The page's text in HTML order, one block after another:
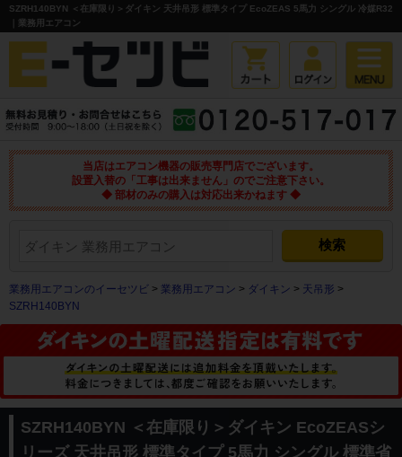
SZRH140BYN ＜在庫限り＞ダイキン 天井吊形 標準タイプ EcoZEAS 5馬力 シングル 冷媒R32
｜業務用エアコン
当店はエアコン機器の販売専門店でございます。
設置入替の「工事は出来ません」のでご注意下さい。
◆ 部材のみの購入は対応出来かねます ◆
業務用エアコンのイーセツビ > 業務用エアコン > ダイキン > 天吊形 >
SZRH140BYN
SZRH140BYN ＜在庫限り＞ダイキン EcoZEASシ
リーズ 天井吊形 標準タイプ 5馬力 シングル 標準省